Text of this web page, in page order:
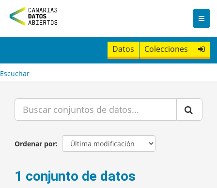
n
t
Datos Colecciones
Escuchar
Ordenar por
1 conjunto de datos